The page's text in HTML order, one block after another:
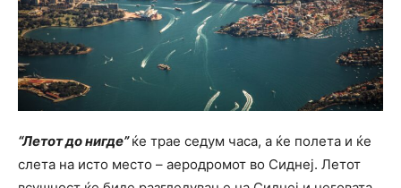
“Летот до нигде” ќе трае седум часа, а ќе полета и ќе
слета на исто место – аеродромот во Сиднеј. Летот